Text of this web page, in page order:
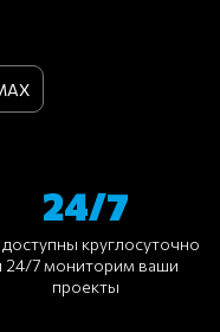
24/7
круглосуточно
24/7 мониторим ваши
проекты